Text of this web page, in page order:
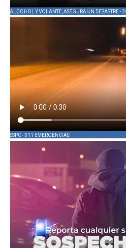
ALCOHOL Y VOLANTE, ASEGURA UN DESASTRE -
SSPC - 911 EMERGENCIAS